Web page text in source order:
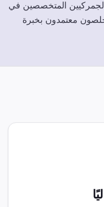
المتخصصين في
معتمدون بخبرة